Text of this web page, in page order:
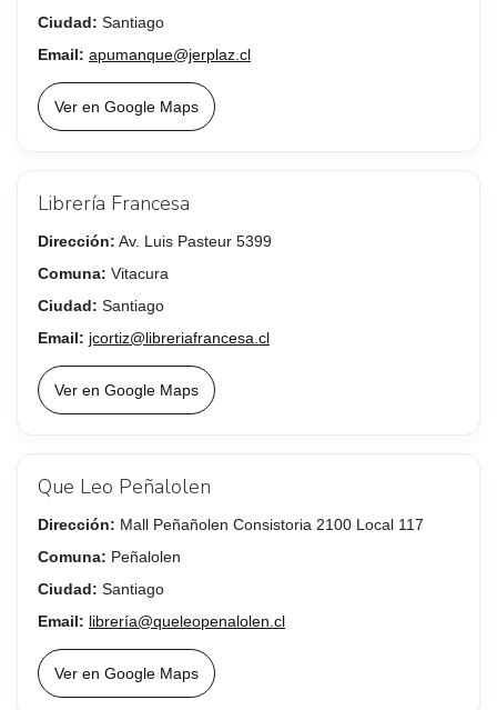
Ciudad: Santiago
Email: apumanque@jerplaz.cl
Ver en Google Maps
Librería Francesa
Dirección: Av. Luis Pasteur 5399
Comuna: Vitacura
Ciudad: Santiago
Email: jcortiz@libreriafrancesa.cl
Ver en Google Maps
Que Leo Peñalolen
Dirección: Mall Peñañolen Consistoria 2100 Local 117
Comuna: Peñalolen
Ciudad: Santiago
Email: librería@queleopenalolen.cl
Ver en Google Maps